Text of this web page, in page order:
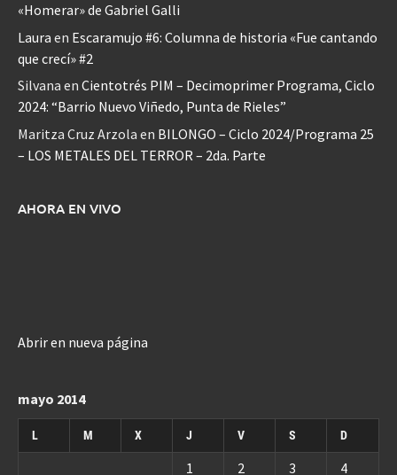
«Homerar» de Gabriel Galli
Laura en Escaramujo #6: Columna de historia «Fue cantando
que crecí» #2
Silvana en Cientotrés PIM – Decimoprimer Programa, Ciclo
2024: “Barrio Nuevo Viñedo, Punta de Rieles”
Maritza Cruz Arzola en BILONGO – Ciclo 2024/Programa 25
– LOS METALES DEL TERROR – 2da. Parte
AHORA EN VIVO
Abrir en nueva página
mayo 2014
L M X J V S D
1 2 3 4